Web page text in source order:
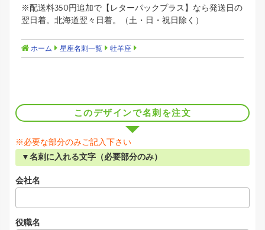
※配送料350円追加で【レターパックプラス】なら発送日の
翌日着。北海道翌々日着。（土・日・祝日除く）
ホーム 星座名刺一覧 牡羊座
このデザインで名刺を注文
※必要な部分のみご記入下さい
▼名刺に入れる文字（必要部分のみ）
会社名
役職名